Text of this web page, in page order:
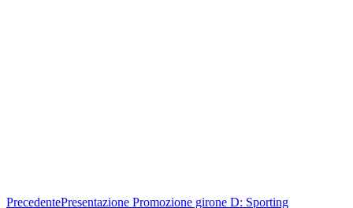
PrecedentePresentazione Promozione girone D: Sporting